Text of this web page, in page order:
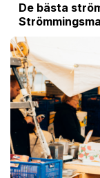
De bästa